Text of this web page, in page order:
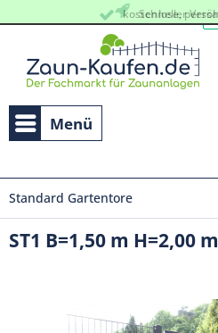
Schneller
kostenlose,
Menü
Standard Gartentore
ST1 B=1,50 m H=2,00